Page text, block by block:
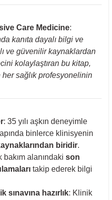
Care Medicine:
kanıta dayalı bilgi ve
ve güvenilir kaynaklardan
kolaylaştıran bu kitap,
her sağlık profesyonelinin
: 35 yılı aşkın deneyimle
binlerce klinisyenin
biridir.
bakım alanındakison
takip ederek bilgi
sınavına hazırlık: Klinik